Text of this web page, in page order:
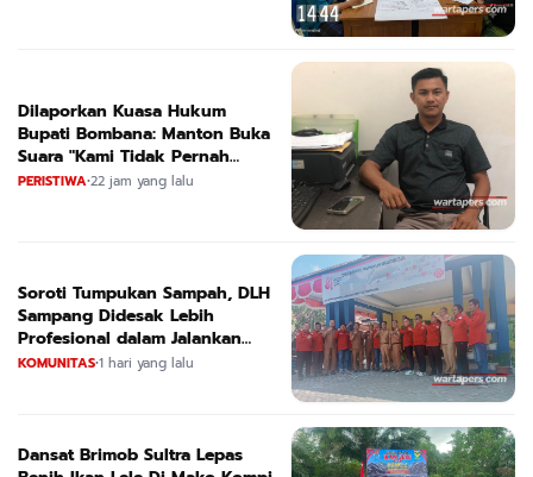
Dilaporkan Kuasa Hukum
Bupati Bombana: Manton Buka
Suara "Kami Tidak Pernah
Menutup Ruang Hak Jawab"
PERISTIWA•22 jam yang lalu
Soroti Tumpukan Sampah, DLH
Sampang Didesak Lebih
Profesional dalam Jalankan
Tugas
KOMUNITAS•1 hari yang lalu
Dansat Brimob Sultra Lepas